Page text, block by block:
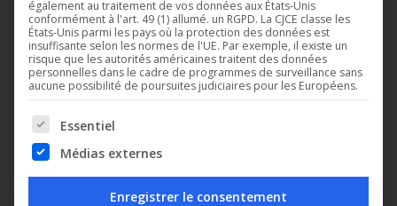
DC01
Convertisseur de
signaux
Afficheur digital
déporté
également au traitement de vos données aux États-Unis
conformément à l'art. 49 (1) allumé. un RGPD. La CJCE classe les
États-Unis parmi les pays où la protection des données est
insuffisante selon les normes de l'UE. Par exemple, il existe un
risque que les autorités américaines traitent des données
personnelles dans le cadre de programmes de surveillance sans
aucune possibilité de poursuites judiciaires pour les Européens.
The following is a list of service groups for which
Essentiel
Médias externes
Enregistrer le consentement